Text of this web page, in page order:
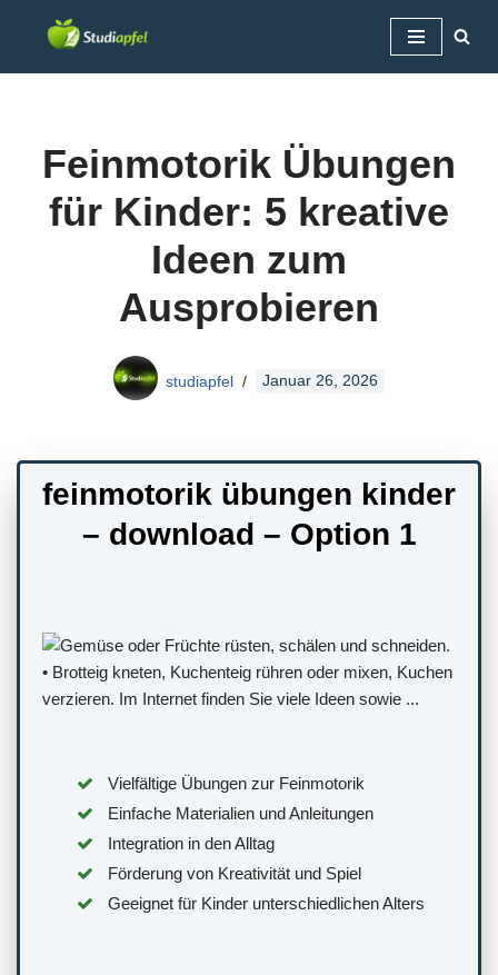
Feinmotorik Übungen
für Kinder: 5 kreative
Ideen zum
Ausprobieren
studiapfel Januar 26, 2026
feinmotorik übungen kinder
– download – Option 1
Vielfältige Übungen zur Feinmotorik
Einfache Materialien und Anleitungen
Integration in den Alltag
Förderung von Kreativität und Spiel
Geeignet für Kinder unterschiedlichen Alters